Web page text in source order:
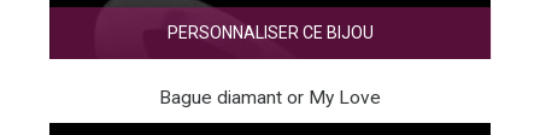
PERSONNALISER CE BIJOU
Bague diamant or My Love